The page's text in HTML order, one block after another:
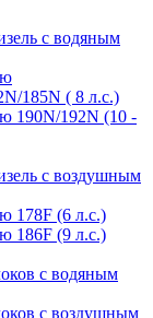
с водяным
185N ( 8 л.с.)
190N/192N (10 -
с воздушным
178F (6 л.с.)
186F (9 л.с.)
с водяным
с воздушным